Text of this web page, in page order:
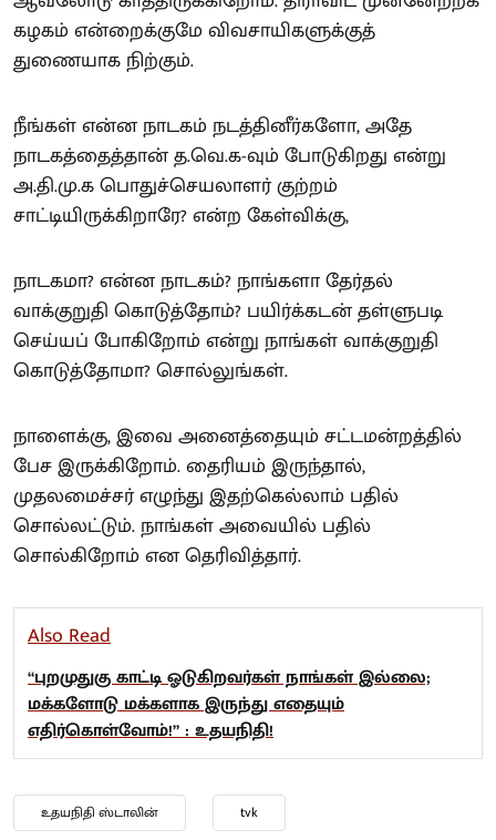
கழகம் என்றைக்குமே விவசாயிகளுக்குத்
துணையாக நிற்கும்.
நீங்கள் என்ன நாடகம் நடத்தினீர்களோ, அதே
நாடகத்தைத்தான் த.வெ.க-வும் போடுகிறது என்று
அ.தி.மு.க பொதுச்செயலாளர் குற்றம்
சாட்டியிருக்கிறாரே? என்ற கேள்விக்கு,
நாடகமா? என்ன நாடகம்? நாங்களா தேர்தல்
வாக்குறுதி கொடுத்தோம்? பயிர்க்கடன் தள்ளுபடி
செய்யப் போகிறோம் என்று நாங்கள் வாக்குறுதி
கொடுத்தோமா? சொல்லுங்கள்.
நாளைக்கு, இவை அனைத்தையும் சட்டமன்றத்தில்
பேச இருக்கிறோம். தைரியம் இருந்தால்,
முதலமைச்சர் எழுந்து இதற்கெல்லாம் பதில்
சொல்லட்டும். நாங்கள் அவையில் பதில்
சொல்கிறோம் என தெரிவித்தார்.
Also Read
“புறமுதுகு காட்டி ஓடுகிறவர்கள் நாங்கள் இல்லை;
மக்களோடு மக்களாக இருந்து எதையும்
எதிர்கொள்வோம்!” : உதயநிதி!
உதயநிதி ஸ்டாலின் tvk